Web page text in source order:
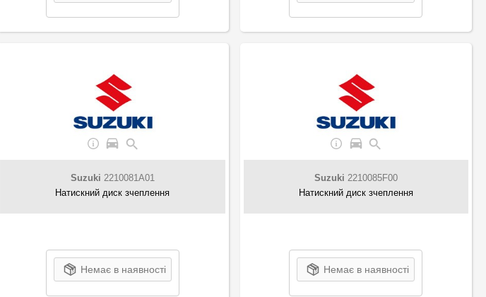
Suzuki 2210081A01
Натискний диск зчеплення
Немає в наявності
Suzuki 2210085F00
Натискний диск зчеплення
Немає в наявності